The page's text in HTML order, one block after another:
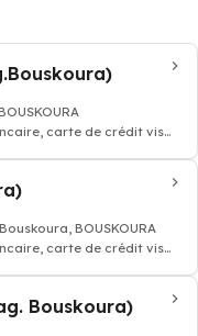
carte de crédit visa
BOUSKOURA
carte de crédit visa
Bouskoura)